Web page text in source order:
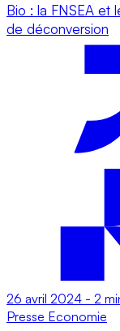
Bio : la FNSEA et
de déconversion
26 avril 2024 - 2
Presse Economie